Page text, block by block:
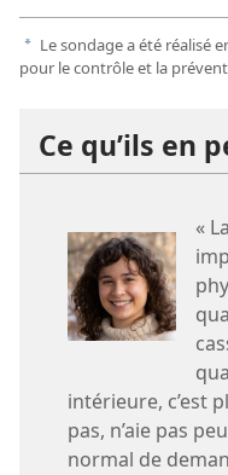
a Le sondage a été réalisé
pour le contrôle et la
Ce qu’ils en
«
intérieure, c’est
pas, n’aie pas
normal de